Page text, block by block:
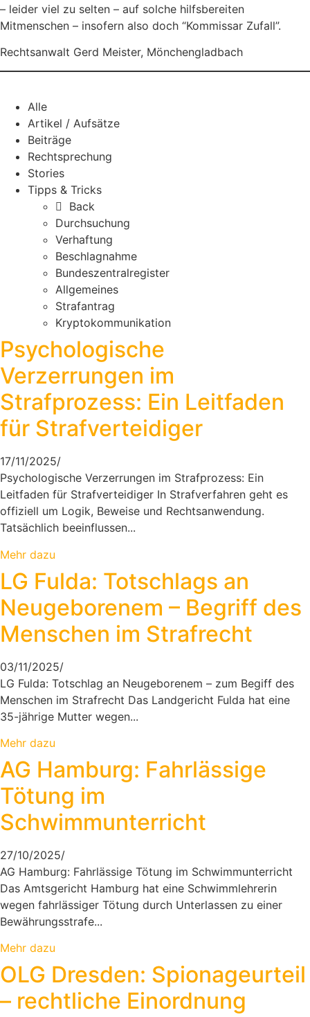
– leider viel zu selten – auf solche hilfsbereiten
Mitmenschen – insofern also doch “Kommissar Zufall”.
Rechtsanwalt Gerd Meister, Mönchengladbach
Alle
Artikel / Aufsätze
Beiträge
Rechtsprechung
Stories
Tipps & Tricks
Back
Durchsuchung
Verhaftung
Beschlagnahme
Bundeszentralregister
Allgemeines
Strafantrag
Kryptokommunikation
Psychologische
Verzerrungen im
Strafprozess: Ein Leitfaden
für Strafverteidiger
17/11/2025/
Psychologische Verzerrungen im Strafprozess: Ein
Leitfaden für Strafverteidiger In Strafverfahren geht es
offiziell um Logik, Beweise und Rechtsanwendung.
Tatsächlich beeinflussen...
Mehr dazu
LG Fulda: Totschlags an
Neugeborenem – Begriff des
Menschen im Strafrecht
03/11/2025/
LG Fulda: Totschlag an Neugeborenem – zum Begiff des
Menschen im Strafrecht Das Landgericht Fulda hat eine
35-jährige Mutter wegen...
Mehr dazu
AG Hamburg: Fahrlässige
Tötung im
Schwimmunterricht
27/10/2025/
AG Hamburg: Fahrlässige Tötung im Schwimmunterricht
Das Amtsgericht Hamburg hat eine Schwimmlehrerin
wegen fahrlässiger Tötung durch Unterlassen zu einer
Bewährungsstrafe...
Mehr dazu
OLG Dresden: Spionageurteil
– rechtliche Einordnung